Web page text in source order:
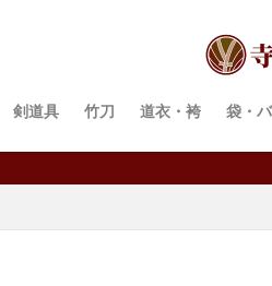
剣道具 竹刀 道衣・袴 袋・